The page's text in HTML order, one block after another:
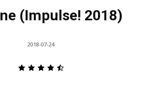
(Impulse! 2018)
2018-07-24